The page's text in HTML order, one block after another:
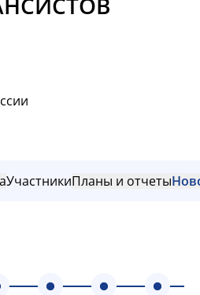
УчастникиПланы и отчеты